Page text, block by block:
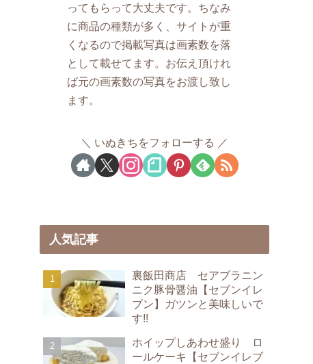
ってもらって大丈夫です。ちなみ
に商品の種類が多く、サイトが重
くなるので掲載写真は画素数を落
として載せてます。お伝え頂けれ
ば元の画素数の写真をお渡し致し
ます。
いぬきちをフォローする
人気記事
裏飯田商店 セアブラニン
ニク豚骨醤油【セブンイレ
ブン】ガツンと美味しいで
す!!
ホイップしあわせ盛り ロ
ールケーキ【セブンイレブ